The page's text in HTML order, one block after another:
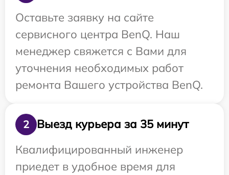
Оставьте заявку на сайте
сервисного центра BenQ. Наш
менеджер свяжется с Вами для
уточнения необходимых работ
ремонта Вашего устройства BenQ.
2
Выезд курьера за 35 минут
Квалифицированный инженер
приедет в удобное время для